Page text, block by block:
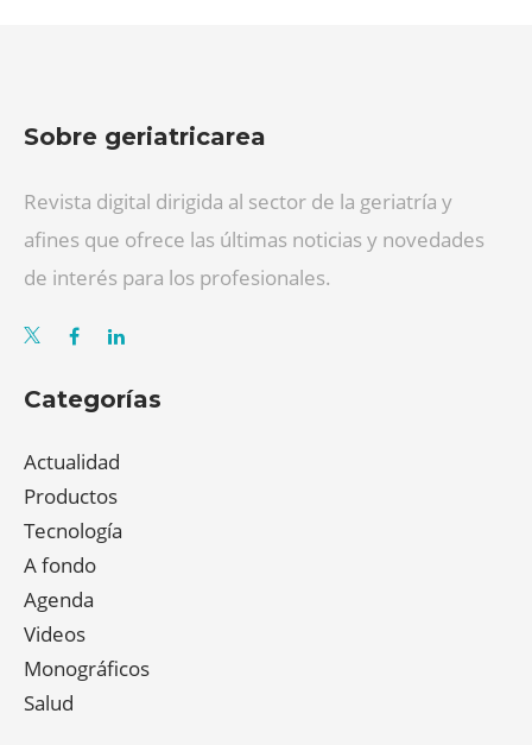
Sobre geriatricarea
Revista digital dirigida al sector de la geriatría y
afines que ofrece las últimas noticias y novedades
de interés para los profesionales.
Categorías
Actualidad
Productos
Tecnología
A fondo
Agenda
Videos
Monográficos
Salud